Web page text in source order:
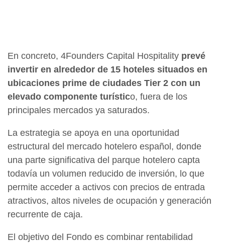
En concreto, 4Founders Capital Hospitality prevé
invertir en alrededor de 15 hoteles situados en
ubicaciones prime de ciudades Tier 2 con un
elevado componente turístico, fuera de los
principales mercados ya saturados.
La estrategia se apoya en una oportunidad
estructural del mercado hotelero español, donde
una parte significativa del parque hotelero capta
todavía un volumen reducido de inversión, lo que
permite acceder a activos con precios de entrada
atractivos, altos niveles de ocupación y generación
recurrente de caja.
El objetivo del Fondo es combinar rentabilidad